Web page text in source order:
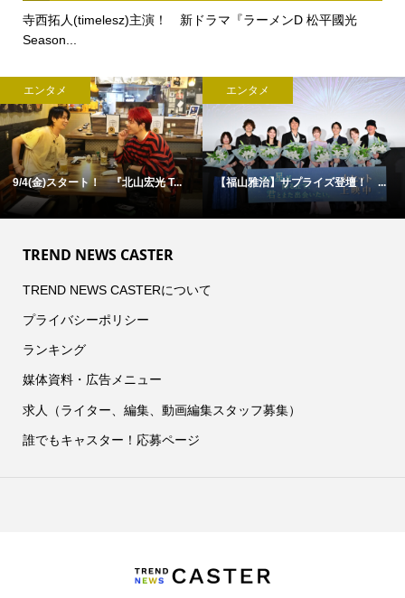
寺西拓人(timelesz)主演！ 新ドラマ『ラーメンD 松平國光
Season...
エンタメ
9/4(金)スタート！ 『北山宏光 T...
エンタメ
【福山雅治】サプライズ登壇！ ...
TREND NEWS CASTER
TREND NEWS CASTERについて
プライバシーポリシー
ランキング
媒体資料・広告メニュー
求人（ライター、編集、動画編集スタッフ募集）
誰でもキャスター！応募ページ